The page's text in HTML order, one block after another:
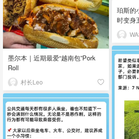
墨尔本｜近期最爱“越南包”Pork
Roll
村长Leo
珀斯的
时变身